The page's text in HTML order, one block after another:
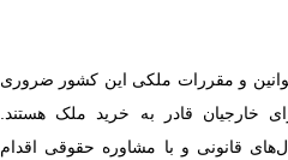
و مقررات ملکی این کشور ضروری
خارجیان قادر به خرید ملک هستند.
قانونی و با مشاوره حقوقی اقدام